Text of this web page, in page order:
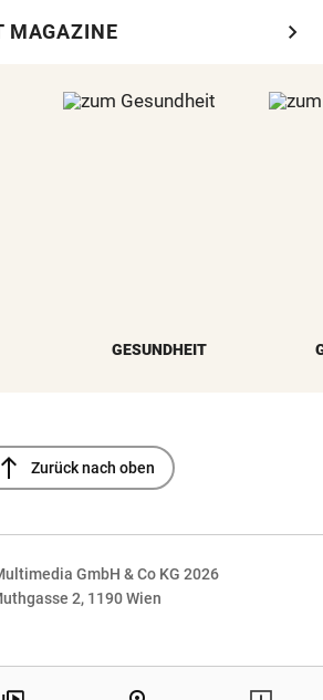
MAGAZINE chevron_right
GESUNDHEIT
north Zurück nach oben
GmbH & Co KG 2026
2, 1190 Wien